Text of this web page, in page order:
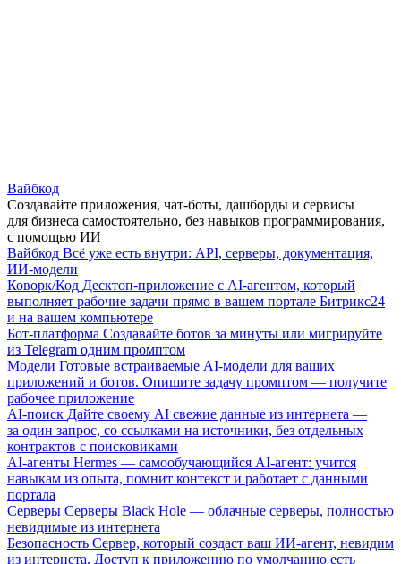
Вайбкод
Создавайте приложения, чат-боты, дашборды и сервисы
для бизнеса самостоятельно, без навыков программирования,
с помощью ИИ
Вайбкод Всё уже есть внутри: API, серверы, документация,
ИИ-модели
Коворк/Код Десктоп-приложение с AI-агентом, который
выполняет рабочие задачи прямо в вашем портале Битрикс24
и на вашем компьютере
Бот-платформа Создавайте ботов за минуты или мигрируйте
из Telegram одним промптом
Модели Готовые встраиваемые AI-модели для ваших
приложений и ботов. Опишите задачу промптом — получите
рабочее приложение
AI-поиск Дайте своему AI свежие данные из интернета —
за один запрос, со ссылками на источники, без отдельных
контрактов с поисковиками
AI-агенты Hermes — самообучающийся AI-агент: учится
навыкам из опыта, помнит контекст и работает с данными
портала
Серверы Серверы Black Hole — облачные серверы, полностью
невидимые из интернета
Безопасность Сервер, который создаст ваш ИИ-агент, невидим
из интернета. Доступ к приложению по умолчанию есть